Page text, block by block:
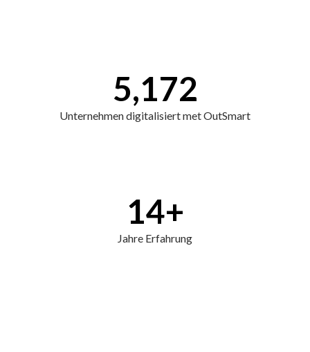
5,172
Unternehmen digitalisiert met OutSmart
14+
Jahre Erfahrung